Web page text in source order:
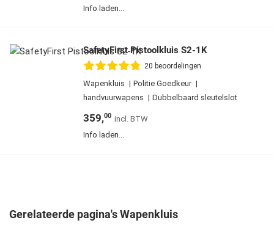
Info laden...
SafetyFirst Pistoolkluis S2-1K
20 beoordelingen
Wapenkluis
Politie Goedkeur
handvuurwapens
Dubbelbaard sleutelslot
359,00
Info laden...
Gerelateerde pagina's Wapenkluis